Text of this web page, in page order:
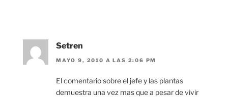
Setren
MAYO 9, 2010 A LAS 2:06 PM
El comentario sobre el jefe y las plantas
demuestra una vez mas que a pesar de vivir